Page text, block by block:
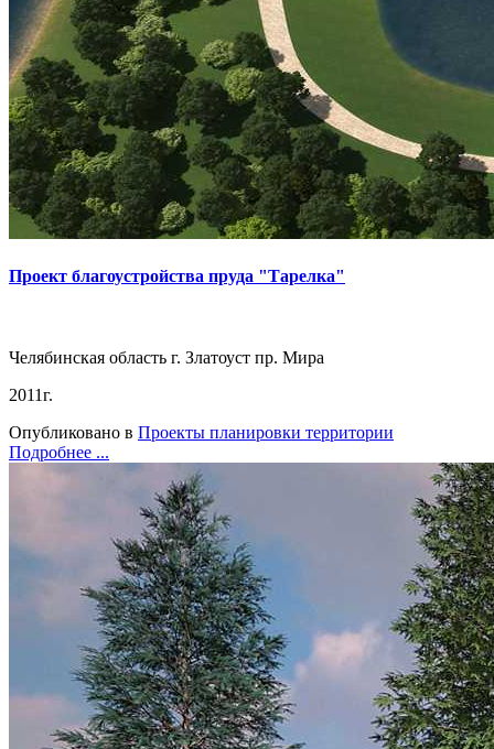
Проект благоустройства пруда "Тарелка"
Челябинская область г. Златоуст пр. Мира
2011г.
Опубликовано в Проекты планировки территории
Подробнее ...